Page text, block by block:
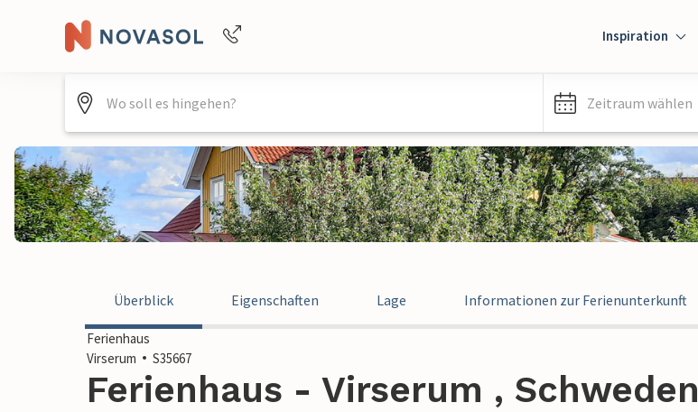
+4940688715475
Inspiration
Zeitraum wählen
Überblick Eigenschaften Lage Informationen zur Ferienunterkunft
Ferienhaus
Virserum
S35667
Ferienhaus - Virserum , Schweden